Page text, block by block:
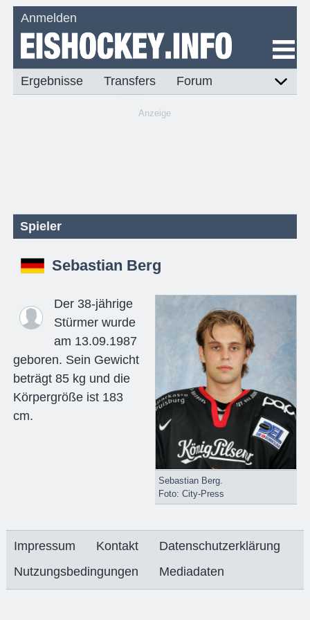
Anmelden
Ergebnisse Transfers Forum
Anzeige
Spieler
Sebastian Berg
Sebastian Berg.
Foto: City-Press
Der 38-jährige
Stürmer wurde
am 13.09.1987
geboren. Sein Gewicht
beträgt 85 kg und die
Körpergröße ist 183
cm.
Impressum Kontakt
Datenschutzerklärung
Nutzungsbedingungen
Mediadaten